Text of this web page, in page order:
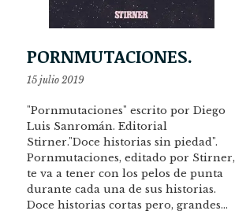
PORNMUTACIONES.
15 julio 2019
"Pornmutaciones" escrito por Diego
Luis Sanromán. Editorial
Stirner."Doce historias sin piedad".
Pornmutaciones, editado por Stirner,
te va a tener con los pelos de punta
durante cada una de sus historias.
Doce historias cortas pero, grandes…